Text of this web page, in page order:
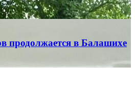
продолжается в Балашихе